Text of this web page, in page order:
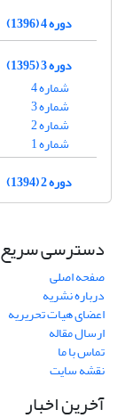
دوره 4 (1396)
دوره 3 (1395)
شماره 4
شماره 3
شماره 2
شماره 1
دوره 2 (1394)
دسترسی سریع
صفحه اصلی
درباره نشریه
اعضای هیات تحریریه
ارسال مقاله
تماس با ما
نقشه سایت
آخرین اخبار